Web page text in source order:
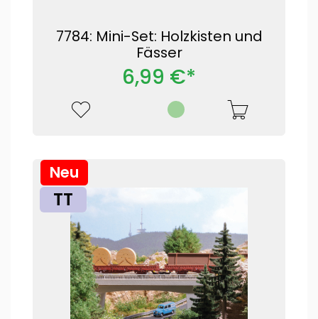
7784: Mini-Set: Holzkisten und
Fässer
6,99 €*
TT
Neu